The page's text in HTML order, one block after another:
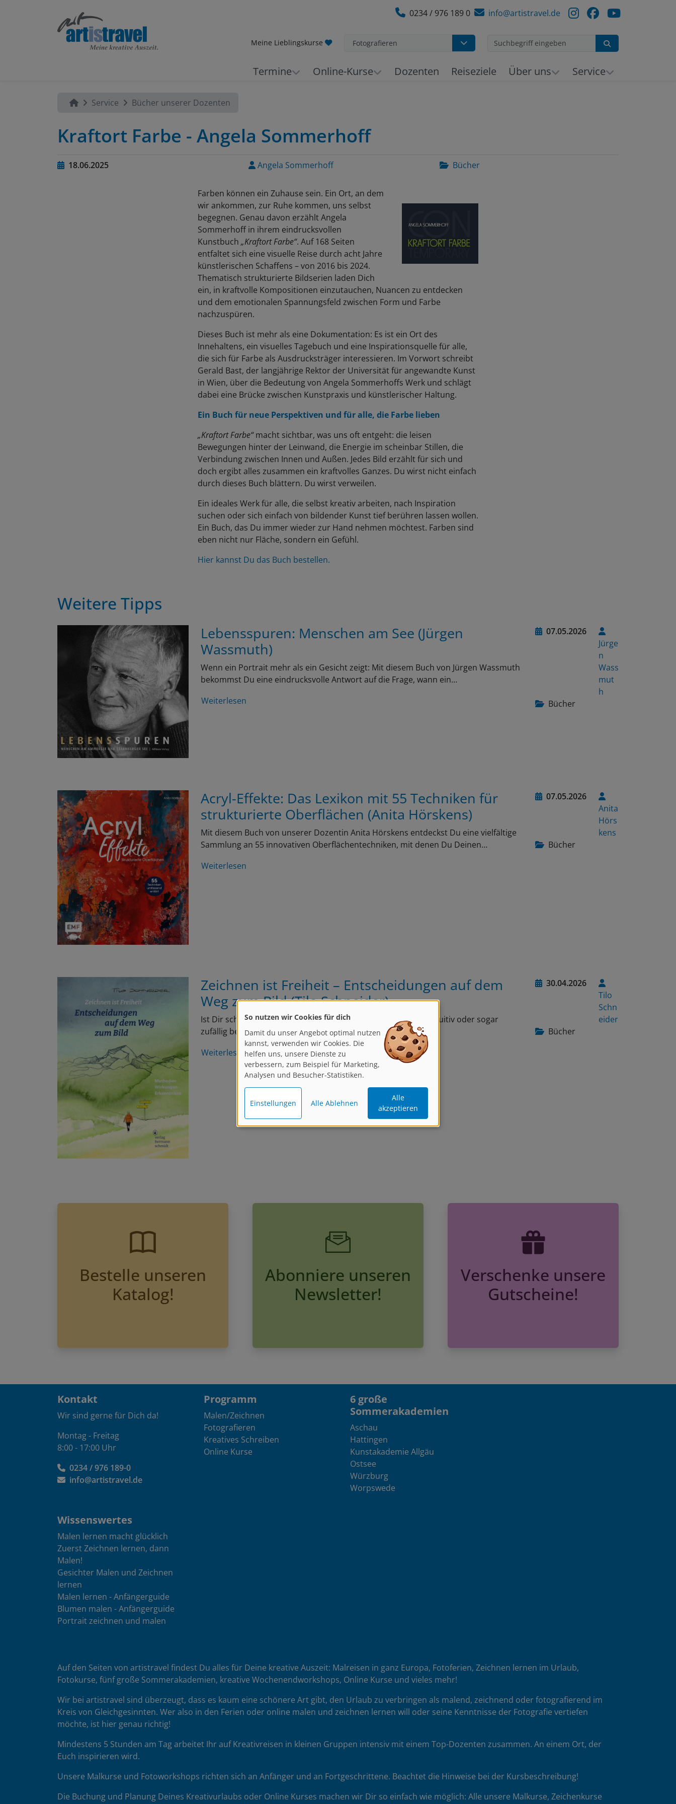
0234 / 976 189 0 info@artistravel.de
Meine Lieblingskurse Fotografieren
Termine Online-Kurse Dozenten Reiseziele Über uns Service
Service Bücher unserer Dozenten
Kraftort Farbe - Angela Sommerhoff
18.06.2025 Angela Sommerhoff Bücher
Farben können ein Zuhause sein. Ein Ort, an dem
wir ankommen, zur Ruhe kommen, uns selbst
begegnen. Genau davon erzählt Angela
Sommerhoff in ihrem eindrucksvollen
Kunstbuch „Kraftort Farbe“. Auf 168 Seiten
entfaltet sich eine visuelle Reise durch acht Jahre
künstlerischen Schaffens – von 2016 bis 2024.
Thematisch strukturierte Bildserien laden Dich
ein, in kraftvolle Kompositionen einzutauchen, Nuancen zu entdecken
und dem emotionalen Spannungsfeld zwischen Form und Farbe
nachzuspüren.
Dieses Buch ist mehr als eine Dokumentation: Es ist ein Ort des
Innehaltens, ein visuelles Tagebuch und eine Inspirationsquelle für alle,
die sich für Farbe als Ausdrucksträger interessieren. Im Vorwort schreibt
Gerald Bast, der langjährige Rektor der Universität für angewandte Kunst
in Wien, über die Bedeutung von Angela Sommerhoffs Werk und schlägt
dabei eine Brücke zwischen Kunstpraxis und künstlerischer Haltung.
Ein Buch für neue Perspektiven und für alle, die Farbe lieben
„Kraftort Farbe“macht sichtbar, was uns oft entgeht: die leisen
Bewegungen hinter der Leinwand, die Energie im scheinbar Stillen, die
Verbindung zwischen Innen und Außen. Jedes Bild erzählt für sich und
doch ergibt alles zusammen ein kraftvolles Ganzes. Du wirst nicht einfach
durch dieses Buch blättern. Du wirst verweilen.
Ein ideales Werk für alle, die selbst kreativ arbeiten, nach Inspiration
suchen oder sich einfach von bildender Kunst tief berühren lassen wollen.
Ein Buch, das Du immer wieder zur Hand nehmen möchtest. Farben sind
eben nicht nur Fläche, sondern ein Gefühl.
Hier kannst Du das Buch bestellen.
Weitere Tipps
07.05.2026
Jürge
n
Wass
mut
h
Bücher
Lebensspuren: Menschen am See (Jürgen
Wassmuth)
Wenn ein Portrait mehr als ein Gesicht zeigt: Mit diesem Buch von Jürgen Wassmuth
bekommst Du eine eindrucksvolle Antwort auf die Frage, wann ein…
Weiterlesen
07.05.2026
Anita
Hörs
kens
Bücher
Acryl-Effekte: Das Lexikon mit 55 Techniken für
strukturierte Oberflächen (Anita Hörskens)
Mit diesem Buch von unserer Dozentin Anita Hörskens entdeckst Du eine vielfältige
Sammlung an 55 innovativen Oberflächentechniken, mit denen Du Deinen…
Weiterlesen
30.04.2026
Tilo
Schn
eider
Bücher
Zeichnen ist Freiheit – Entscheidungen auf dem
Weg zum Bild (Tilo Schneider)
Ist Dir schon einmal aufgefallen, dass Kunst oft als spontan, intuitiv oder sogar
zufällig beschrieben wird? Als würde ein gutes Bild einfach…
Weiterlesen
Bestelle unseren
Katalog!
Abonniere unseren
Newsletter!
Verschenke unsere
Gutscheine!
Kontakt
Wir sind gerne für Dich da!
Montag - Freitag
8:00 - 17:00 Uhr
0234 / 976 189-0
info@artistravel.de
Wissenswertes
Malen lernen macht glücklich
Zuerst Zeichnen lernen, dann
Malen!
Gesichter Malen und Zeichnen
lernen
Malen lernen - Anfängerguide
Blumen malen - Anfängerguide
Portrait zeichnen und malen
Programm
Malen/Zeichnen
Fotografieren
Kreatives Schreiben
Online Kurse
6 große
Sommerakademien
Aschau
Hattingen
Kunstakademie Allgäu
Ostsee
Würzburg
Worpswede
Auf den Seiten von artistravel findest Du alles für Deine kreative Auszeit: Malreisen in ganz Europa, Fotoferien, Zeichnen lernen im Urlaub,
Fotokurse, fünf große Sommerakademien, kreative Wochenendworkshops, Online Kurse und vieles mehr!
Wir bei artistravel sind überzeugt, dass es kaum eine schönere Art gibt, den Urlaub zu verbringen als malend, zeichnend oder fotografierend im
Kreis von Gleichgesinnten. Wer also in den Ferien oder online malen und zeichnen lernen will oder seine Kenntnisse der Fotografie vertiefen
möchte, ist hier genau richtig!
Mindestens 5 Stunden am Tag arbeitet Ihr auf Kreativreisen in kleinen Gruppen intensiv mit einem Top-Dozenten zusammen. An einem Ort, der
Euch inspirieren wird.
Unsere Malkurse und Fotoworkshops richten sich an Anfänger und an Fortgeschrittene. Beachtet die Hinweise bei der Kursbeschreibung!
Die Buchung und Planung Deines Kreativurlaubs oder Online Kurses machen wir Dir so einfach wie möglich: Alle unsere Malkurse, Zeichenkurse
So nutzen wir Cookies für dich
Damit du unser Angebot optimal nutzen
kannst, verwenden wir Cookies. Die
helfen uns, unsere Dienste zu
verbessern, zum Beispiel für Marketing,
Analysen und Besucher-Statistiken.
Einstellungen Alle Ablehnen
Alle
akzeptieren